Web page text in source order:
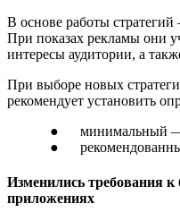
В основе работы
При показах рекламы они
интересы аудитории, а
При выборе новых
рекомендует установить
● минимальный —
●
Изменились требования
приложениях